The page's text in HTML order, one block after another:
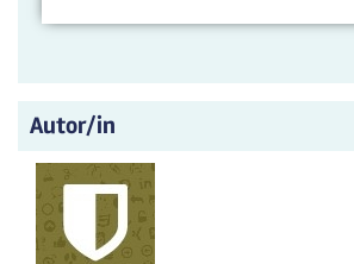
Autor/in